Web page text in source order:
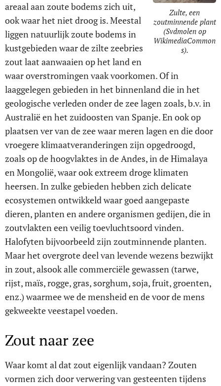
Zulte, een
zoutminnende plant
(Svdmolen op
WikimediaCommon
s).
areaal aan zoute bodems zich uit,
ook waar het niet droog is. Meestal
liggen natuurlijk zoute bodems in
kustgebieden waar de zilte zeebries
zout laat aanwaaien op het land en
waar overstromingen vaak voorkomen. Of in
laaggelegen gebieden in het binnenland die in het
geologische verleden onder de zee lagen zoals, b.v. in
Australië en het zuidoosten van Spanje. En ook op
plaatsen ver van de zee waar meren lagen en die door
vroegere klimaatveranderingen zijn opgedroogd,
zoals op de hoogvlaktes in de Andes, in de Himalaya
en Mongolië, waar ook extreem droge klimaten
heersen. In zulke gebieden hebben zich delicate
ecosystemen ontwikkeld waar goed aangepaste
dieren, planten en andere organismen gedijen, die in
zoutvlakten een veilig toevluchtsoord vinden.
Halofyten bijvoorbeeld zijn zoutminnende planten.
Maar het overgrote deel van levende wezens bezwijkt
in zout, alsook alle commerciële gewassen (tarwe,
rijst, maïs, rogge, gras, sorghum, soja, fruit, groenten,
enz.) waarmee we de mensheid en de voor de mens
gekweekte veestapel voeden.
Zout naar zee
Waar komt al dat zout eigenlijk vandaan? Zouten
vormen zich door verwering van gesteenten tijdens